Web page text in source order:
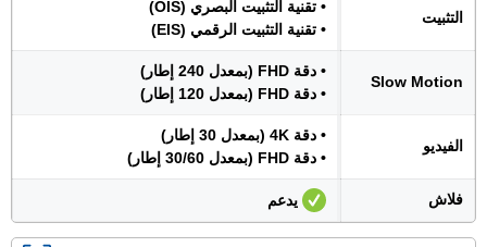
التثبيت
• تقنية التثبيت البصري (OIS)
• تقنية التثبيت الرقمي (EIS)
Slow Motion
• دقة FHD (بمعدل 240 إطار)
• دقة FHD (بمعدل 120 إطار)
الفيديو
• دقة 4K (بمعدل 30 إطار)
• دقة FHD (بمعدل 30/60 إطار)
فلاش يدعم